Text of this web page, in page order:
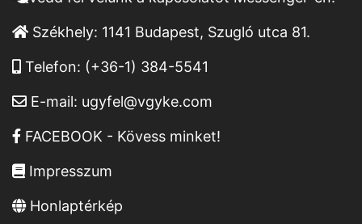
Székhely: 1141 Budapest, Szugló utca 81.
Telefon: (+36-1) 384-5541
E-mail: ugyfel@vgyke.com
FACEBOOK - Kövess minket!
Impresszum
Honlaptérkép